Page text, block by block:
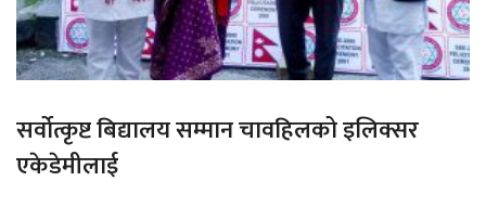
सर्वोत्कृष्ट बिद्यालय सम्मान चावहिलको इलिक्सर
एकेडेमीलाई